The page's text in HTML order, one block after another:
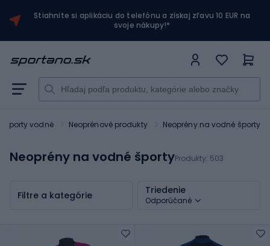
Stiahnite si aplikáciu do telefónu a získaj zľavu 10 EUR na
svoje nákupy!*
Športy vodné Neoprénové produkty Neoprény na vodné športy
Neoprény na vodné športyProdukty: 503
Filtre a kategórie Triedenie
Odporúčané